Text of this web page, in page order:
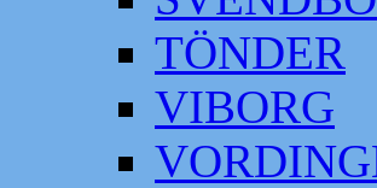
TÖNDER
VIBORG